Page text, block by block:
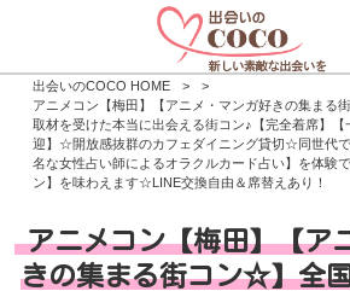
出会いのCOCO HOME >
>
アニメコン【梅田】【アニメ・マンガ好きの集まる
取材を受けた本当に出会える街コン♪【完全着席】
迎】☆開放感抜群のカフェダイニング貸切☆同世代
名な女性占い師によるオラクルカード占い】を体験
ン】を味わえます☆LINE交換自由＆席替えあり！
アニメコン【梅田】【ア
きの集まる街コン☆】全